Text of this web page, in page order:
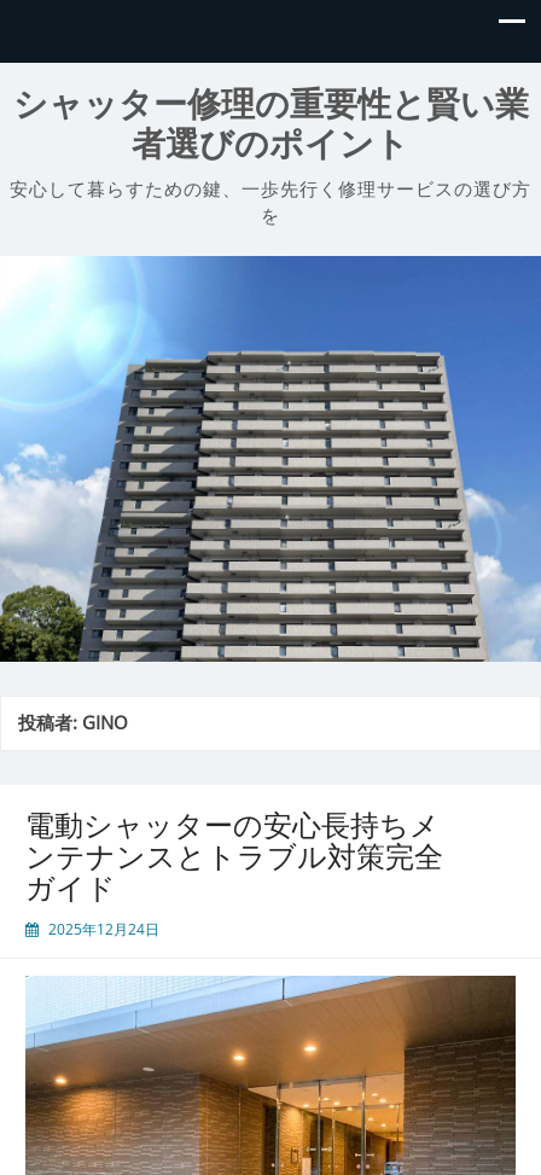
シャッター修理の重要性と賢い業
者選びのポイント
安心して暮らすための鍵、一歩先行く修理サービスの選び方
を
投稿者: GINO
電動シャッターの安心長持ちメ
ンテナンスとトラブル対策完全
ガイド
2025年12月24日